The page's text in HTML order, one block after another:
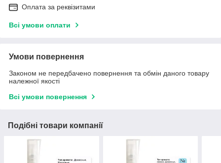
Оплата за реквізитами
Всі умови оплати
Умови повернення
Законом не передбачено повернення та обмін даного товару
належної якості
Всі умови повернення
Подібні товари компанії